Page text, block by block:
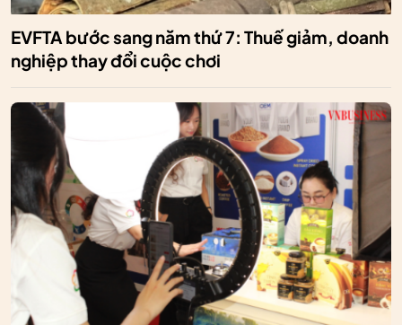
EVFTA bước sang năm thứ 7: Thuế giảm, doanh
nghiệp thay đổi cuộc chơi